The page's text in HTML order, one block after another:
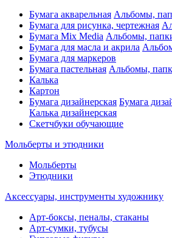
Бумага акварельная Альбомы,
Бумага для рисунка, чертежная
Бумага Mix Media Альбомы,
Бумага для масла и акрила
Бумага для маркеров
Бумага пастельная Альбомы,
Калька
Картон
Бумага дизайнерская Бумага
Калька дизайнерская
Скетчбуки обучающие
Мольберты и этюдники
Мольберты
Этюдники
Аксессуары, инструменты художнику
Арт-боксы, пеналы, стаканы
Арт-сумки, тубусы